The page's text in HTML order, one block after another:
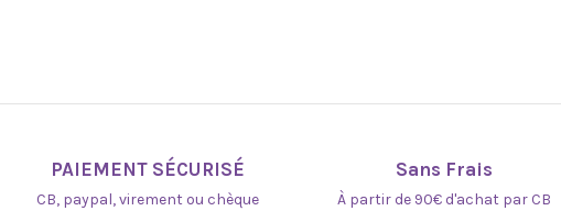
PAIEMENT SÉCURISÉ
CB, paypal, virement ou chèque
Sans Frais
À partir de 90€ d'achat par CB